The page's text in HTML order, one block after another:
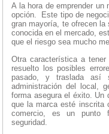
A la hora de emprender un
opción. Este tipo de
gran mayoría, te ofrecen la
conocida en el mercado,
que el riesgo sea mucho
Otra característica a
resuelto los posibles
pasado, y traslada así
administración del local,
forma asegura el éxito. Un
que la marca esté inscrita
comercio, es un punto
seguridad.